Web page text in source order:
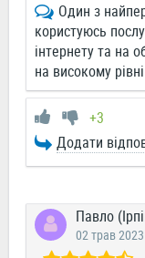
Один з
користуюсь
інтернету та на
на високому
+3
Додати
Павло
02 трав